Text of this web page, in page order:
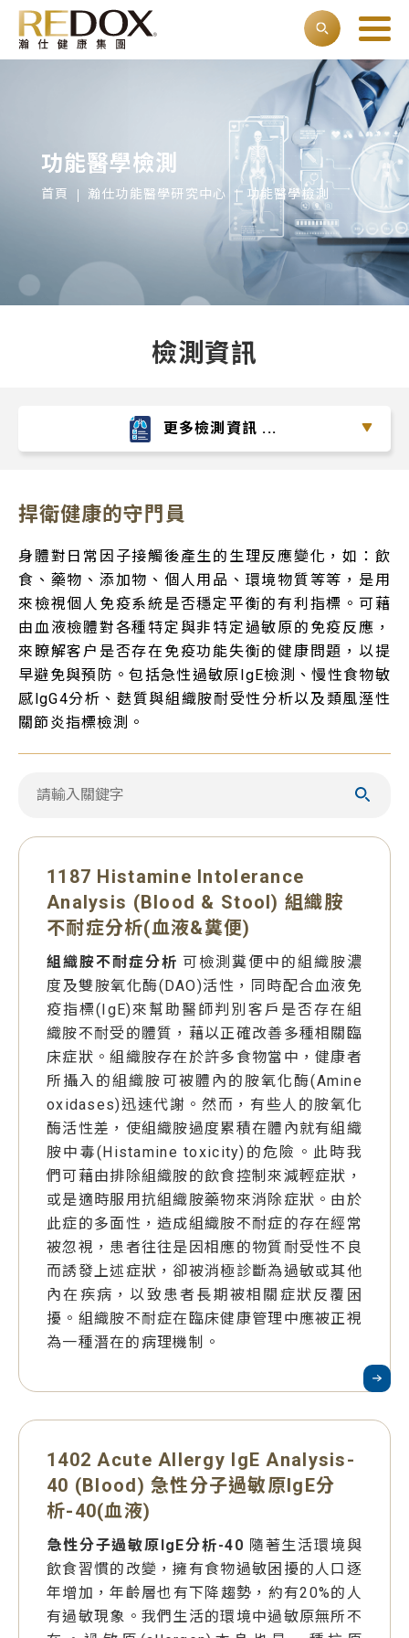
功能醫學檢測
首頁 瀚仕功能醫學研究中心 功能醫學檢測
檢測資訊
更多檢測資訊 ...
捍衛健康的守門員
身體對日常因子接觸後產生的生理反應變化，如：飲
食、藥物、添加物、個人用品、環境物質等等，是用
來檢視個人免疫系統是否穩定平衡的有利指標。可藉
由血液檢體對各種特定與非特定過敏原的免疫反應，
來瞭解客户是否存在免疫功能失衡的健康問題，以提
早避免與預防。包括急性過敏原IgE檢測、慢性食物敏
感lgG4分析、麩質與組織胺耐受性分析以及類風溼性
關節炎指標檢測。
1187 Histamine Intolerance
Analysis (Blood & Stool) 組織胺
不耐症分析(血液&糞便)
組織胺不耐症分析 可檢測糞便中的組織胺濃
度及雙胺氧化酶(DAO)活性，同時配合血液免
疫指標(IgE)來幫助醫師判別客戶是否存在組
織胺不耐受的體質，藉以正確改善多種相關臨
床症狀。組織胺存在於許多食物當中，健康者
所攝入的組織胺可被體內的胺氧化酶(Amine
oxidases)迅速代謝。然而，有些人的胺氧化
酶活性差，使組織胺過度累積在體內就有組織
胺中毒(Histamine toxicity)的危險。此時我
們可藉由排除組織胺的飲食控制來減輕症狀，
或是適時服用抗組織胺藥物來消除症狀。由於
此症的多面性，造成組織胺不耐症的存在經常
被忽視，患者往往是因相應的物質耐受性不良
而誘發上述症狀，卻被消極診斷為過敏或其他
內在疾病，以致患者長期被相關症狀反覆困
擾。組織胺不耐症在臨床健康管理中應被正視
為一種潛在的病理機制。
1402 Acute Allergy IgE Analysis-
40 (Blood) 急性分子過敏原IgE分
析-40(血液)
急性分子過敏原IgE分析-40 隨著生活環境與
飲食習慣的改變，擁有食物過敏困擾的人口逐
年增加，年齡層也有下降趨勢，約有20%的人
有過敏現象。我們生活的環境中過敏原無所不